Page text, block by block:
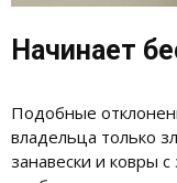
Начинает
Подобные
владельца только
занавески и ковры